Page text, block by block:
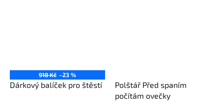
918 Kč –23 %
Dárkový balíček pro štěstí
Polštář Před spaním
počítám ovečky